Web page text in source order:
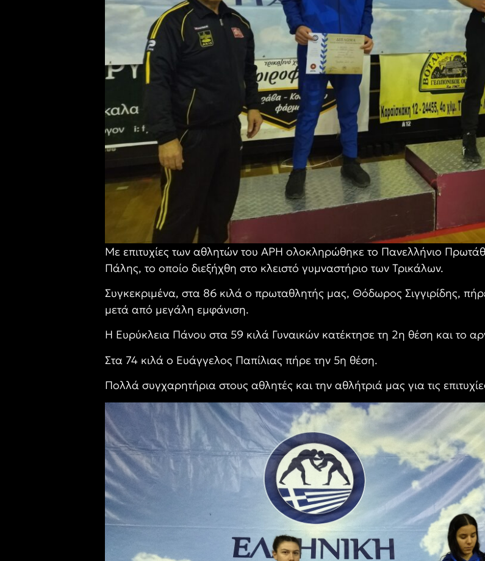
Με επιτυχίες των αθλητών του ΑΡΗ ολοκληρώθηκε το Πανελλήνιο
Πάλης, το οποίο διεξήχθη στο κλειστό γυμναστήριο των Τρικάλων.
Συγκεκριμένα, στα 86 κιλά ο πρωταθλητής μας, Θόδωρος Σιγγιρίδης,
μετά από μεγάλη εμφάνιση.
Η Ευρύκλεια Πάνου στα 59 κιλά Γυναικών κατέκτησε τη 2η θέση και το
Στα 74 κιλά ο Ευάγγελος Παπίλιας πήρε την 5η θέση.
Πολλά συγχαρητήρια στους αθλητές και την αθλήτριά μας για τις